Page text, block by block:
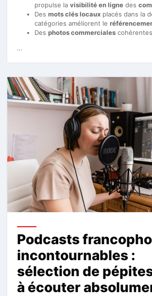
propulse la visibilité en ligne des
Des mots clés locaux placés dans la
catégories améliorent le
Des photos commerciales
…
Podcasts
incontournables :
sélection de
à écouter